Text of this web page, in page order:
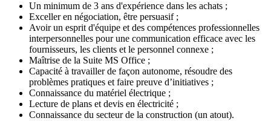
Un minimum de 3 ans d'expérience dans les achats ;
Exceller en négociation, être persuasif ;
Avoir un esprit d'équipe et des compétences professionnelles
interpersonnelles pour une communication efficace avec les
fournisseurs, les clients et le personnel connexe ;
Maîtrise de la Suite MS Office ;
Capacité à travailler de façon autonome, résoudre des
problèmes pratiques et faire preuve d’initiatives ;
Connaissance du matériel électrique ;
Lecture de plans et devis en électricité ;
Connaissance du secteur de la construction (un atout).